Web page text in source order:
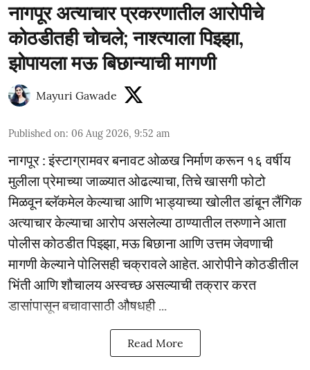
नागपूर अत्याचार प्रकरणातील आरोपीचे
कोठडीतही चोचले; नाश्त्याला पिझ्झा,
झोपायला मऊ बिछान्याची मागणी
Mayuri Gawade
Published on: 06 Aug 2026, 9:52 am
नागपूर : इंस्टाग्रामवर बनावट ओळख निर्माण करून १६ वर्षीय
मुलीला प्रेमाच्या जाळ्यात ओढल्याचा, तिचे खासगी फोटो
मिळवून ब्लॅकमेल केल्याचा आणि भाड्याच्या खोलीत डांबून लैंगिक
अत्याचार केल्याचा आरोप असलेल्या ठाण्यातील तरुणाने आता
पोलीस कोठडीत पिझ्झा, मऊ बिछाना आणि उत्तम जेवणाची
मागणी केल्याने पोलिसही चक्रावले आहेत. आरोपीने कोठडीतील
भिंती आणि शौचालय अस्वच्छ असल्याची तक्रार करत
डासांपासून बचावासाठी औषधही ...
Read More